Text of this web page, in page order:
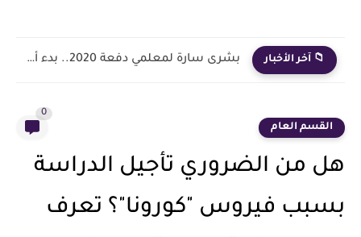
📁 آخر الأخبار بشرى سارة لمعلمي دفعة 2020.. بدء أول خطوة رسمية في...
القسم العام
0
هل من الضروري تأجيل الدراسة
بسبب فيروس "كورونا"؟ تعرف